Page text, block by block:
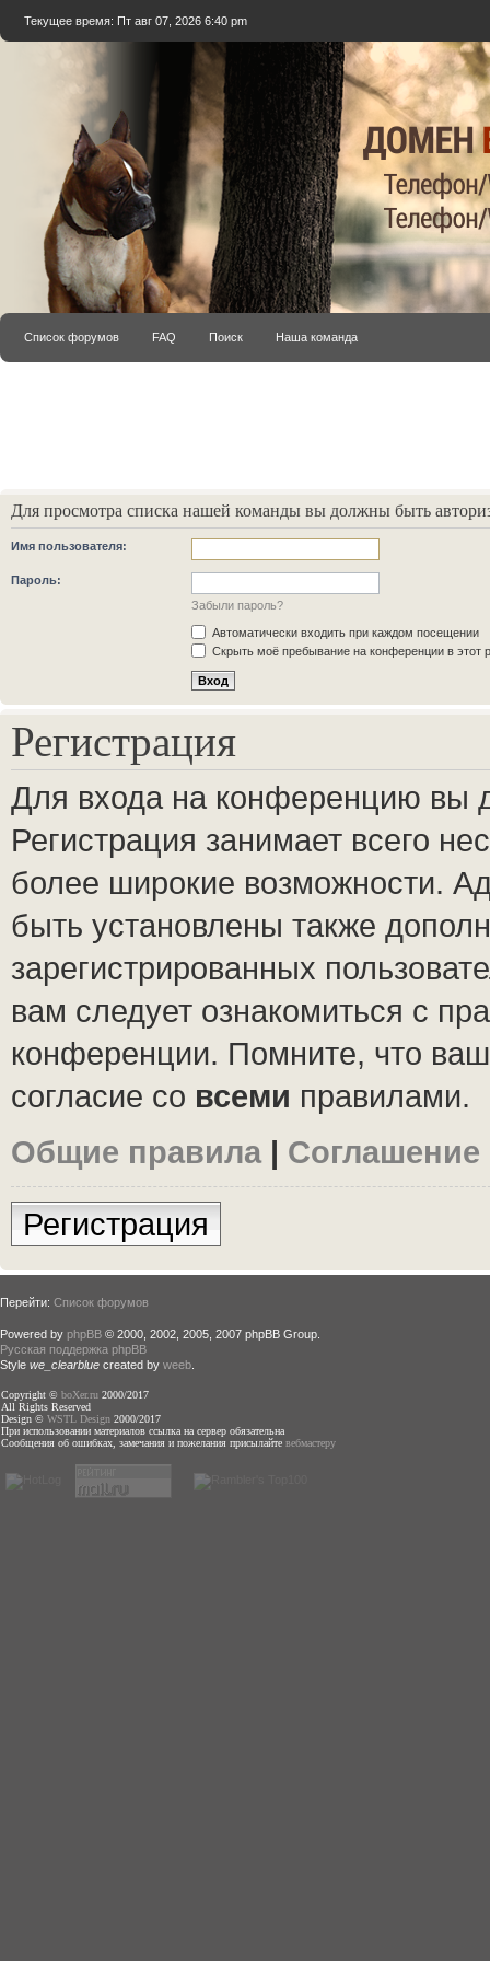
Текущее время: Пт авг 07, 2026 6:40 pm
Список форумов FAQ Поиск Наша команда
Для просмотра списка нашей команды вы должны быть
Имя пользователя:
Пароль:
Забыли пароль?
Автоматически входить при каждом посещении
Скрыть моё пребывание на конференции в этот
Регистрация
Для входа на конференцию вы
Регистрация занимает всего
более широкие возможности.
быть установлены также
зарегистрированных
вам следует ознакомиться с
конференции. Помните, что
согласие со всеми правилами.
Общие правила |
Регистрация
Перейти: Список форумов
Powered by phpBB © 2000, 2002, 2005, 2007 phpBB Group.
Русская поддержка phpBB
Style we_clearblue created by weeb
Copyright © boXer.ru 2000/2017
All Rights Reserved
Design © WSTL Design 2000/2017
При использовании материалов ссылка на сервер обязательна
Сообщения об ошибках, замечания и пожелания присылайте вебмастеру